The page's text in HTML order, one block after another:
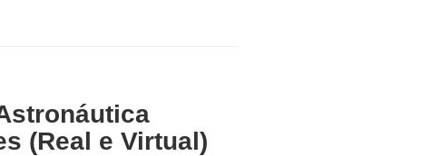
(Real e Virtual)